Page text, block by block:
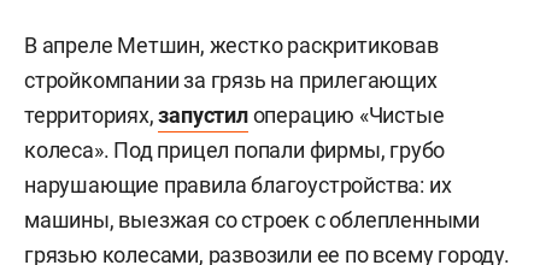
В апреле Метшин, жестко раскритиковав
стройкомпании за грязь на прилегающих
территориях,запустилоперацию «Чистые
колеса». Под прицел попали фирмы, грубо
нарушающие правила благоустройства: их
машины, выезжая со строек с облепленными
грязью колесами, развозили ее по всему городу.